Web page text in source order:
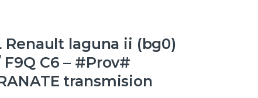
Renault laguna ii (bg0)
F9Q C6 – #Prov#
transmision